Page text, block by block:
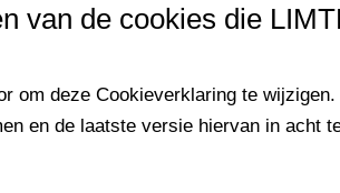
van de cookies die
om deze Cookieverklaring te
en de laatste versie hiervan in acht